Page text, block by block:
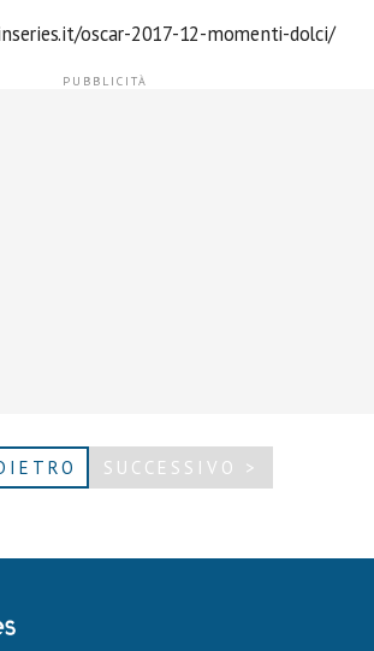
oscar-2017-12-momenti-dolci/
SUCCESSIVO >